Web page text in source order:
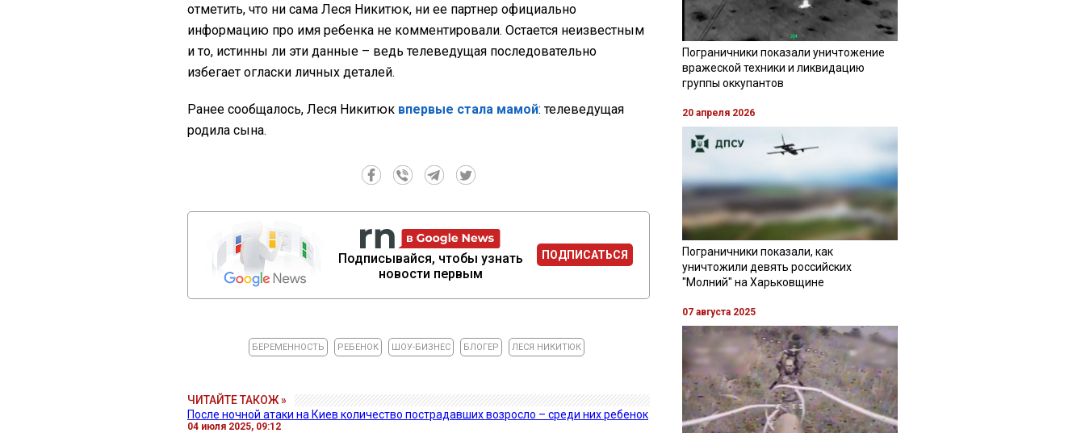
отметить, что ни сама Леся Никитюк, ни ее партнер официально
информацию про имя ребенка не комментировали. Остается неизвестным
и то, истинны ли эти данные – ведь телеведущая последовательно
избегает огласки личных деталей.
Ранее сообщалось, Леся Никитюк впервые стала мамой: телеведущая
родила сына.
Подписывайся, чтобы узнать
новости первым
ПОДПИСАТЬСЯ
БЕРЕМЕННОСТЬ РЕБЕНОК ШОУ-БИЗНЕС БЛОГЕР ЛЕСЯ НИКИТЮК
ЧИТАЙТЕ ТАКОЖ »
После ночной атаки на Киев количество пострадавших возросло – среди них ребенок
04 июля 2025, 09:12
Пограничники показали уничтожение
вражеской техники и ликвидацию
группы оккупантов
20 апреля 2026
Пограничники показали, как
уничтожили девять российских
"Молний" на Харьковщине
07 августа 2025